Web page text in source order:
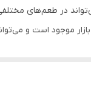
در طعم‌های
موجود است و
و کاهش خطر ابتلا